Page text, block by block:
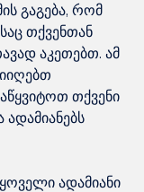
გაგება, რომ
თქვენთან
აკეთებთ. ამ
თქვენი
ადამიანი